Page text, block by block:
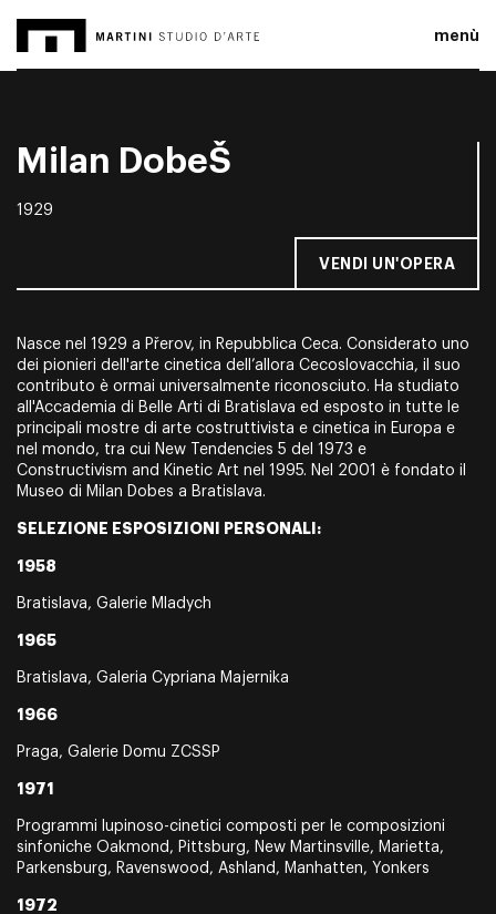
menù
Milan DobeŠ
1929
VENDI UN'OPERA
Nasce nel 1929 a Přerov, in Repubblica Ceca. Considerato uno
dei pionieri dell'arte cinetica dell’allora Cecoslovacchia, il suo
contributo è ormai universalmente riconosciuto. Ha studiato
all'Accademia di Belle Arti di Bratislava ed esposto in tutte le
principali mostre di arte costruttivista e cinetica in Europa e
nel mondo, tra cui New Tendencies 5 del 1973 e
Constructivism and Kinetic Art nel 1995. Nel 2001 è fondato il
Museo di Milan Dobes a Bratislava.
SELEZIONE ESPOSIZIONI PERSONALI:
1958
Bratislava, Galerie Mladych
1965
Bratislava, Galeria Cypriana Majernika
1966
Praga, Galerie Domu ZCSSP
1971
Programmi lupinoso-cinetici composti per le composizioni
sinfoniche Oakmond, Pittsburg, New Martinsville, Marietta,
Parkensburg, Ravenswood, Ashland, Manhatten, Yonkers
1972